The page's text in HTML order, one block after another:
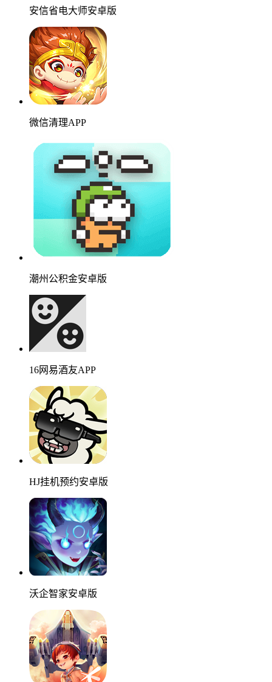
安信省电大师安卓版
微信清理APP
潮州公积金安卓版
16网易酒友APP
HJ挂机预约安卓版
沃企智家安卓版